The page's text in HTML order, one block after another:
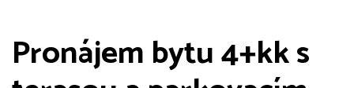
Pronájem bytu 4+kk s